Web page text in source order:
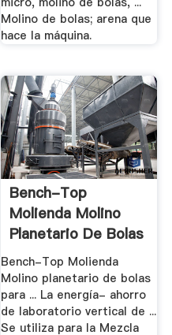
Molino de bolas; arena que
hace la máquina.
Bench-Top
Molienda Molino
Planetario De Bolas
.
Bench-Top Molienda
Molino planetario de bolas
para ... La energía- ahorro
de laboratorio vertical de ...
Se utiliza para la Mezcla